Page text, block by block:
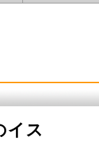
イス